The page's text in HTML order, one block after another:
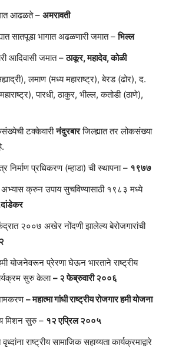
आढळते – अमरावती
सातपूडा भागात अढळणारी जमात –भिल्ल
आदिवासी जमात –ठाकूर, महादेव, कोळी
लमाण (मध्य महाराष्ट्र), बेरड (ढोर), द.
पारधी, ठाकुर, भील्ल, कतोडी (ठाणे),
टक्केवारीनंदुरबारजिल्ह्यात तर लोकसंख्या
निर्माण प्रधिकरण (म्हाडा) ची स्थापना – १९७७
क्रुन उपाय सुचविण्यासाठी १९८३ मध्ये
२००७ अखेर नोंदणी झालेल्य बेरोजगारांची
हमी योजनेवरून प्रेरणा घेऊन भारताने राष्ट्रीय
सुरु केला– २ फेब्रुवारी २००६
– महात्मा गांधी राष्ट्रीय रोजगार हमी योजना
मिशन सुरु – १२ एप्रिल २००५
राष्ट्रीय सामाजिक सहाय्यता कार्यक्रमाद्वारे